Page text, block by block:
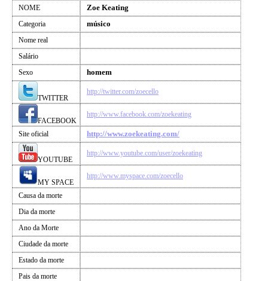
NOME Zoe Keating
Categoria músico
Nome real
Salário
Sexo
homem
TWITTER
http://twitter.com/zoecello
FACEBOOK
http://www.facebook.com/zoekeating
Site oficial http://www.zoekeating.com/
YOUTUBE
http://www.youtube.com/user/zoekeating
MY SPACE
http://www.myspace.com/zoecello
Causa da morte
Dia da morte
Ano da Morte
Ciudade da morte
Estado da morte
Pais da morte